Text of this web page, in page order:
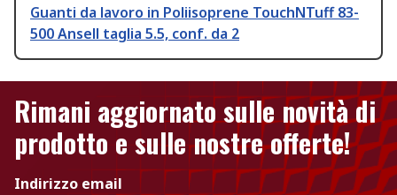
Guanti da lavoro in Poliisoprene TouchNTuff 83-
500 Ansell taglia 5.5, conf. da 2
Rimani aggiornato sulle novità di
prodotto e sulle nostre offerte!
Indirizzo email